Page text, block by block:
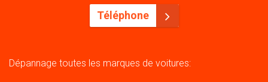
Téléphone
Dépannage toutes les marques de voitures: